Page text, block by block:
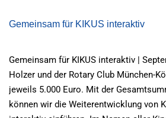
Gemeinsam für KIKUS interaktiv
Gemeinsam für KIKUS interaktiv |
Holzer und der Rotary Club München-
jeweils 5.000 Euro. Mit der
können wir die Weiterentwicklung von